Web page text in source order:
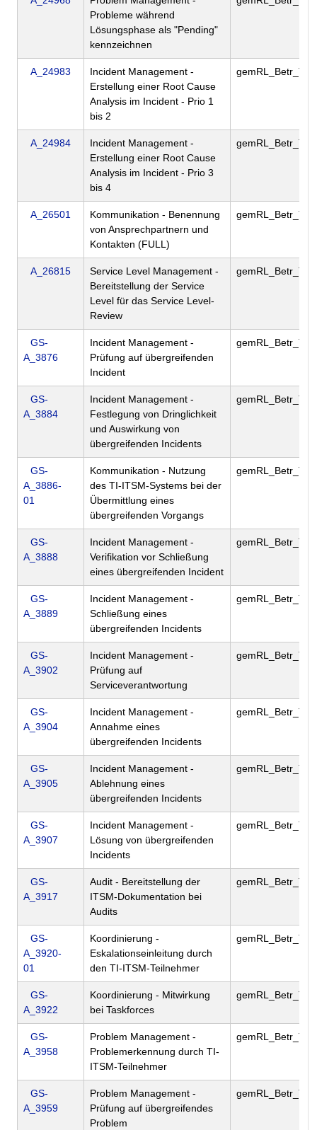
Probleme während
Lösungsphase als "Pending"
kennzeichnen
A_24983
Incident Management -
Erstellung einer Root Cause
Analysis im Incident - Prio 1
bis 2
gemRL_Betr_TI
A_24984
Incident Management -
Erstellung einer Root Cause
Analysis im Incident - Prio 3
bis 4
gemRL_Betr_TI
A_26501
Kommunikation - Benennung
von Ansprechpartnern und
Kontakten (FULL)
gemRL_Betr_TI
A_26815
Service Level Management -
Bereitstellung der Service
Level für das Service Level-
Review
gemRL_Betr_TI
GS-
A_3876
Incident Management -
Prüfung auf übergreifenden
Incident
gemRL_Betr_TI
GS-
A_3884
Incident Management -
Festlegung von Dringlichkeit
und Auswirkung von
übergreifenden Incidents
gemRL_Betr_TI
GS-
A_3886-
01
Kommunikation - Nutzung
des TI-ITSM-Systems bei der
Übermittlung eines
übergreifenden Vorgangs
gemRL_Betr_TI
GS-
A_3888
Incident Management -
Verifikation vor Schließung
eines übergreifenden Incident
gemRL_Betr_TI
GS-
A_3889
Incident Management -
Schließung eines
übergreifenden Incidents
gemRL_Betr_TI
GS-
A_3902
Incident Management -
Prüfung auf
Serviceverantwortung
gemRL_Betr_TI
GS-
A_3904
Incident Management -
Annahme eines
übergreifenden Incidents
gemRL_Betr_TI
GS-
A_3905
Incident Management -
Ablehnung eines
übergreifenden Incidents
gemRL_Betr_TI
GS-
A_3907
Incident Management -
Lösung von übergreifenden
Incidents
gemRL_Betr_TI
GS-
A_3917
Audit - Bereitstellung der
ITSM-Dokumentation bei
Audits
gemRL_Betr_TI
GS-
A_3920-
01
Koordinierung -
Eskalationseinleitung durch
den TI-ITSM-Teilnehmer
gemRL_Betr_TI
GS-
A_3922
Koordinierung - Mitwirkung
bei Taskforces
gemRL_Betr_TI
GS-
A_3958
Problem Management -
Problemerkennung durch TI-
ITSM-Teilnehmer
gemRL_Betr_TI
GS-
A_3959
Problem Management -
Prüfung auf übergreifendes
Problem
gemRL_Betr_TI